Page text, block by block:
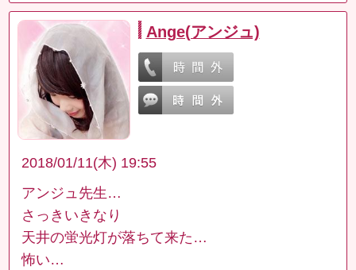
Ange(アンジュ)
2018/01/11(木) 19:55
アンジュ先生…
さっきいきなり
天井の蛍光灯が落ちて来た…
怖い…